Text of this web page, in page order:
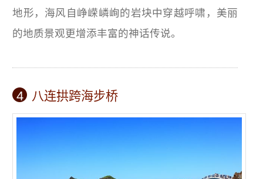
地形，海风自峥嵘嶙峋的岩块中穿越呼啸，美丽
的地质景观更增添丰富的神话传说。
4 八连拱跨海步桥